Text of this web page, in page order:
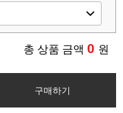
총 상품 금액 0 원
구매하기